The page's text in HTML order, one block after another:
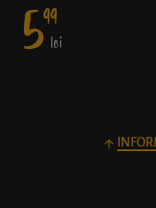
599
lei